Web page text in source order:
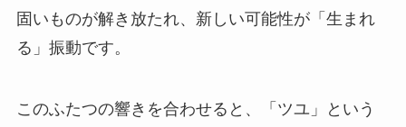
固いものが解き放たれ、新しい可能性が「生まれ
る」振動です。
このふたつの響きを合わせると、「ツユ」という